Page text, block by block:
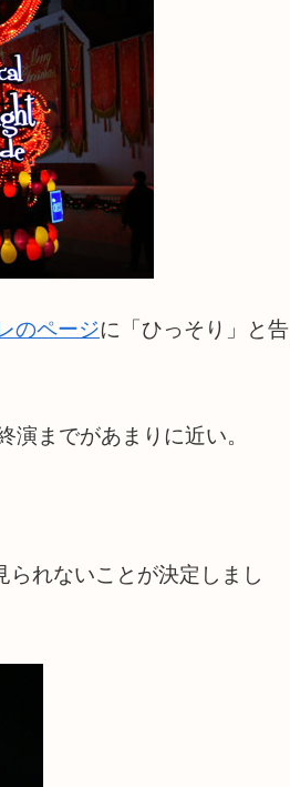
のページに「ひっそり」と告
までがあまりに近い。
れないことが決定しまし